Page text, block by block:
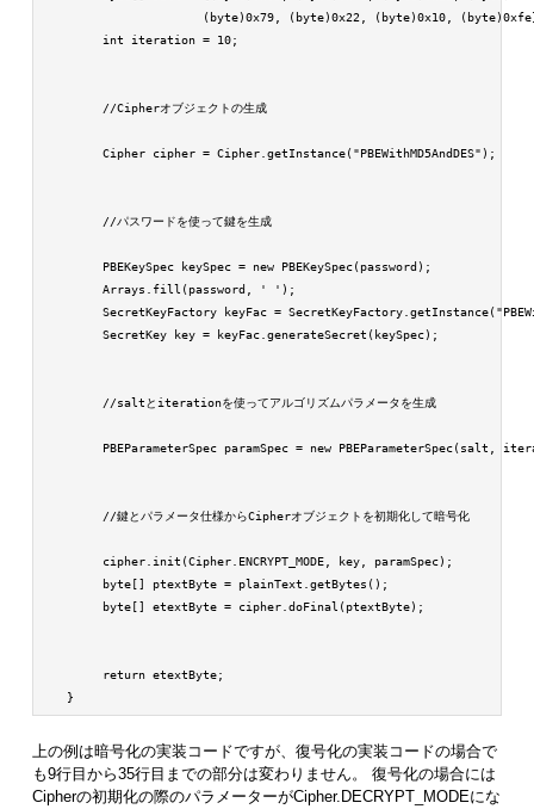
(byte)0x79, (byte)0x22, (byte)0x10,
        int iteration = 10;
        //Cipherオブジェクトの生成
        Cipher cipher = Cipher.getInstance("PBEWithMD5AndDES");
        //パスワードを使って鍵を生成
        PBEKeySpec keySpec = new PBEKeySpec(password);
        Arrays.fill(password, ' ');
SecretKeyFactory keyFac =
        SecretKey key = keyFac.generateSecret(keySpec);
        //saltとiterationを使ってアルゴリズムパラメータを生成
PBEParameterSpec paramSpec = new PBEParameterSpec(salt,
        //鍵とパラメータ仕様からCipherオブジェクトを初期化して暗号化
        cipher.init(Cipher.ENCRYPT_MODE, key, paramSpec);
        byte[] ptextByte = plainText.getBytes();
        byte[] etextByte = cipher.doFinal(ptextByte);
        return etextByte;
上の例は暗号化の実装コードですが、復号化の実装コードの場合で
も9行目から35行目までの部分は変わりません。 復号化の場合には
Cipherの初期化の際のパラメーターがCipher.DECRYPT_MODEにな